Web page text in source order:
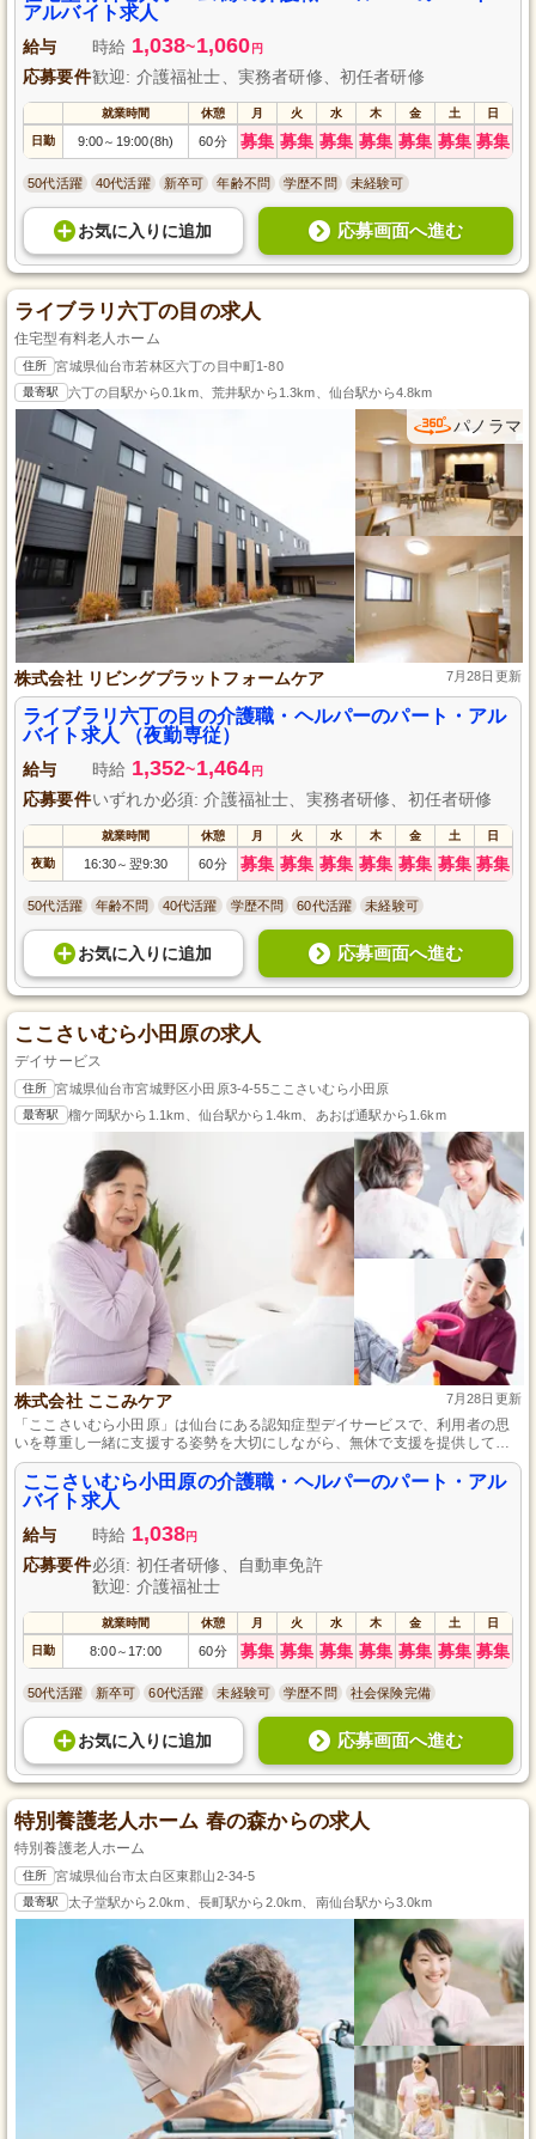
アルバイト求人
給与 時給 1,038~1,060 円
応募要件歓迎: 介護福祉士、実務者研修、初任者研修
就業時間 休憩 月 火 水 木 金 土 日
日勤 9:00～ 19:00(8h) 60分 募集 募集 募集 募集 募集 募集 募集
50代活躍 40代活躍 新卒可 年齢不問 学歴不問 未経験可
お気に入り に追加 応募画面へ進む
ライブラリ六丁の目の求人
住宅型有料老人ホーム
住所 宮城県仙台市若林区六丁の目中町1-80
最寄駅 六丁の目駅から0.1km、荒井駅から1.3km、仙台駅から4.8km
パノラマ
株式会社 リビングプラットフォームケア 7月28日更新
ライブラリ六丁の目の介護職・ヘルパーのパート・アル
バイト求人 （夜勤専従）
給与 時給 1,352~1,464 円
応募要件いずれか必須: 介護福祉士、実務者研修、初任者研修
就業時間 休憩 月 火 水 木 金 土 日
夜勤 16:30～ 翌9:30 60分 募集 募集 募集 募集 募集 募集 募集
50代活躍 年齢不問 40代活躍 学歴不問 60代活躍 未経験可
お気に入り に追加 応募画面へ進む
ここさいむら小田原の求人
デイサービス
住所 宮城県仙台市宮城野区小田原3-4-55ここさいむら小田原
最寄駅 榴ケ岡駅から1.1km、仙台駅から1.4km、あおば通駅から1.6km
株式会社 ここみケア 7月28日更新
「ここさいむら小田原」は仙台にある認知症型デイサービスで、利用者の思
いを尊重し一緒に支援する姿勢を大切にしながら、無休で支援を提供してお
り、初任者研修の資格を持つ方、未経験者でも人と社会の役に立ちたい方を
募集しています。また、研修制度や資格取得支援制度も充実しています。
ここさいむら小田原の介護職・ヘルパーのパート・アル
バイト求人
給与 時給 1,038円
応募要件必須: 初任者研修、自動車免許
歓迎: 介護福祉士
就業時間 休憩 月 火 水 木 金 土 日
日勤 8:00～ 17:00 60分 募集 募集 募集 募集 募集 募集 募集
50代活躍 新卒可 60代活躍 未経験可 学歴不問 社会保険完備
お気に入り に追加 応募画面へ進む
特別養護老人ホーム 春の森からの求人
特別養護老人ホーム
住所 宮城県仙台市太白区東郡山2-34-5
最寄駅 太子堂駅から2.0km、長町駅から2.0km、南仙台駅から3.0km